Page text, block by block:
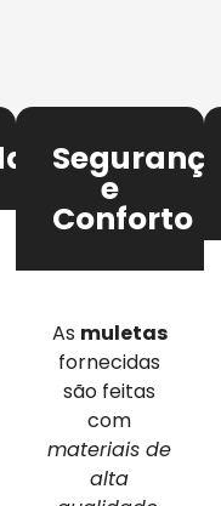
Segurança
e
Conforto
As muletas
fornecidas
são feitas
com
materiais de
alta